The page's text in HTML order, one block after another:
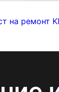
на ремонт